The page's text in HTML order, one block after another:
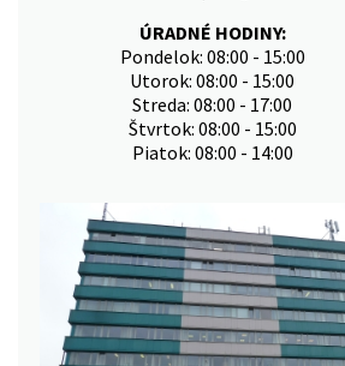
ÚRADNÉ HODINY:
Pondelok: 08:00 - 15:00
Utorok: 08:00 - 15:00
Streda: 08:00 - 17:00
Štvrtok: 08:00 - 15:00
Piatok: 08:00 - 14:00